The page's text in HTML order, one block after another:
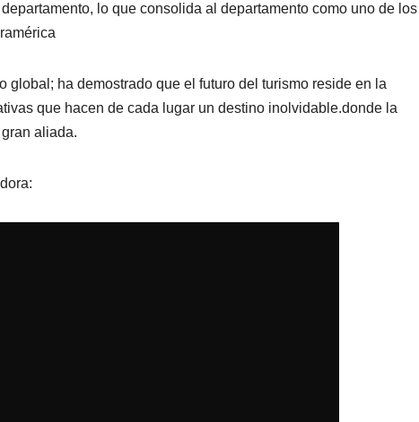
lo que consolida al departamento como uno de los
global; ha demostrado que el futuro del turismo reside en la
que hacen de cada lugar un destino inolvidable.donde la
aliada.